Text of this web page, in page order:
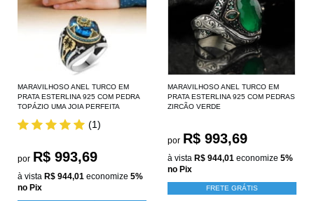
MARAVILHOSO ANEL TURCO EM
PRATA ESTERLINA 925 COM PEDRA
TOPÁZIO UMA JOIA PERFEITA
(1)
por R$ 993,69
à vista R$ 944,01 economize 5%
no Pix
MARAVILHOSO ANEL TURCO EM
PRATA ESTERLINA 925 COM PEDRAS
ZIRCÃO VERDE
por R$ 993,69
à vista R$ 944,01 economize 5%
no Pix
FRETE GRÁTIS